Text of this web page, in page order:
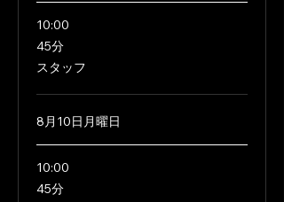
10:00
45分
45
分
スタッフ
8月10日月曜日
10:00
45分
45
分